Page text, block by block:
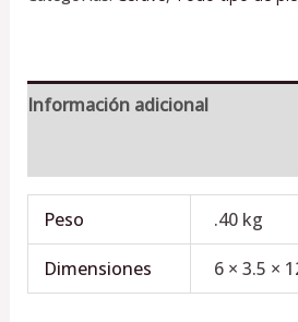
Información adicional
Peso .40 kg
Dimensiones 6 × 3.5 ×